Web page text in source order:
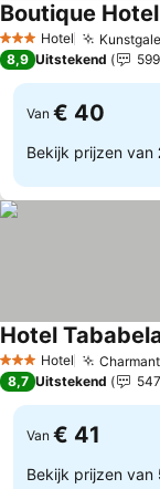
3 SterrenHotel
Boutique
8,9 Uitstekend 599
Van € 40
Bekijk prijzen van
3 SterrenHotel
Hotel
8,7 Uitstekend 547
Van € 41
Bekijk prijzen van